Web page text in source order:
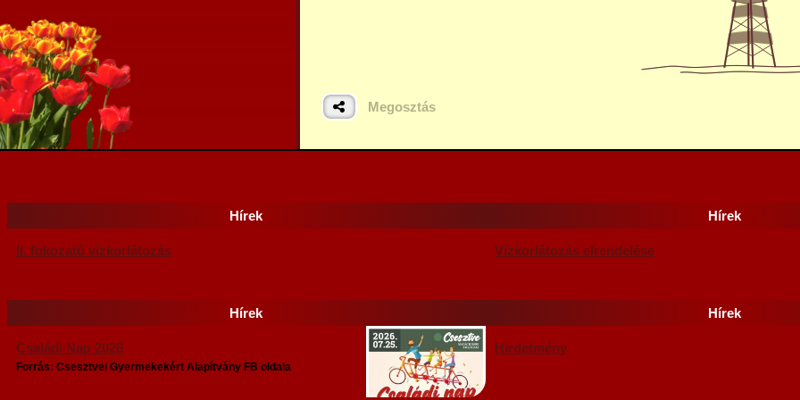
Megosztás
Hírek
II. fokozatú vízkorlátozás
Hírek
Vízkorlátozás elrendelése
Hírek
Családi Nap 2026
Forrás: Csesztvei Gyermekekért Alapítvány FB oldala
Hírek
Hirdetmény